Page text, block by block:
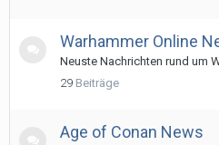
Warhammer Online
Neuste Nachrichten rund um
29 Beiträge
Age of Conan News